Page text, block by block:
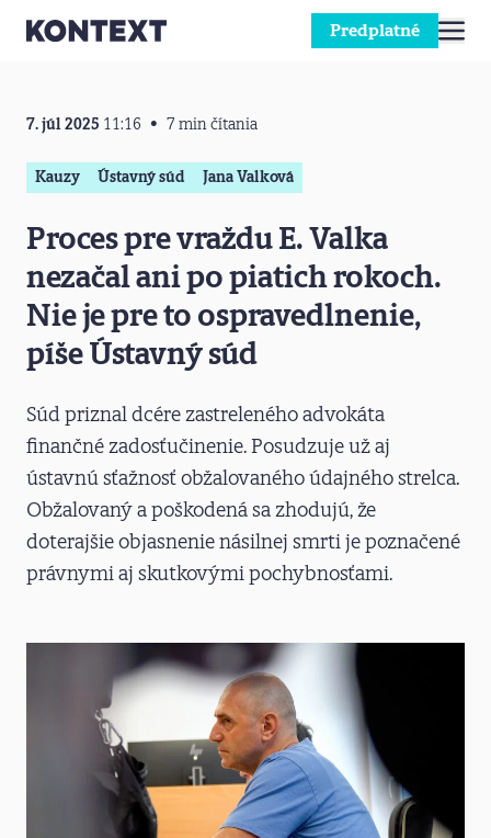
Predplatné
7. júl 2025 11:16 7 min čítania
Kauzy Ústavný súd Jana Valková
Proces pre vraždu E. Valka
nezačal ani po piatich rokoch.
Nie je pre to ospravedlnenie,
píše Ústavný súd
Súd priznal dcére zastreleného advokáta
finančné zadosťučinenie. Posudzuje už aj
ústavnú sťažnosť obžalovaného údajného strelca.
Obžalovaný a poškodená sa zhodujú, že
doterajšie objasnenie násilnej smrti je poznačené
právnymi aj skutkovými pochybnosťami.